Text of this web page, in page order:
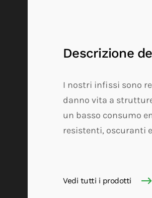
Descrizione
I nostri infissi sono
danno vita a
un basso consumo
resistenti, oscuranti
Vedi tutti i prodotti